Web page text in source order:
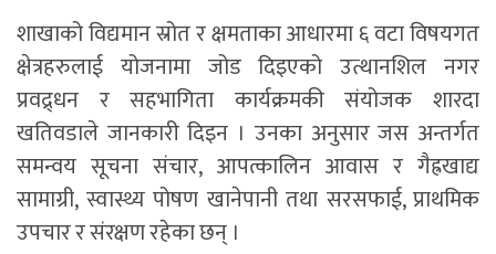
शाखाको विद्यमान स्रोत र क्षमताका आधारमा ६ वटा विषयगत
क्षेत्रहरुलाई योजनामा जोड दिइएको उत्थानशिल नगर
प्रवद्र्धन र सहभागिता कार्यक्रमकी संयोजक शारदा
खतिवडाले जानकारी दिइन । उनका अनुसार जस अन्तर्गत
समन्वय सूचना संचार, आपत्कालिन आवास र गैह्रखाद्य
सामाग्री, स्वास्थ्य पोषण खानेपानी तथा सरसफाई, प्राथमिक
उपचार र संरक्षण रहेका छन् ।